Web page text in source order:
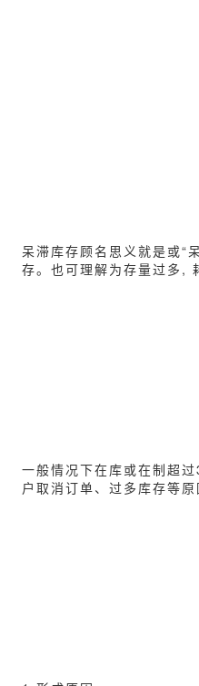
呆滞库存顾名思义就是或“
存。也可理解为存量过多,
一般情况下在库或在制超
户取消订单、过多库存等